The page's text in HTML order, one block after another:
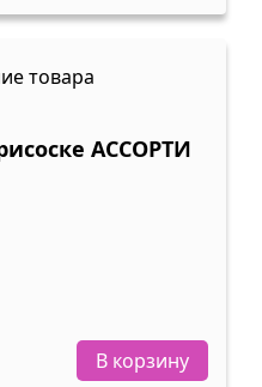
АССОРТИ
В корзину